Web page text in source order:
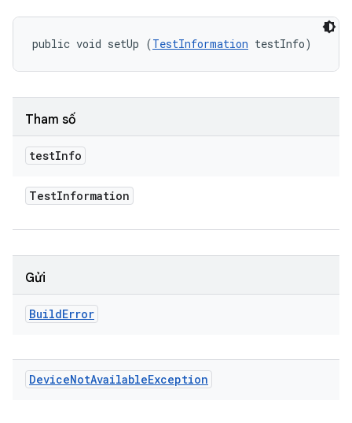
public void setUp (TestInformation testInfo)
Tham số
testInfo
TestInformation
Gửi
BuildError
DeviceNotAvailableException